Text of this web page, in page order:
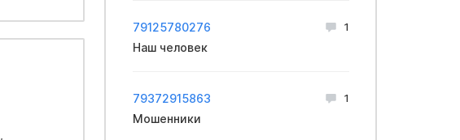
79125780276 1
Наш человек
79372915863 1
Мошенники